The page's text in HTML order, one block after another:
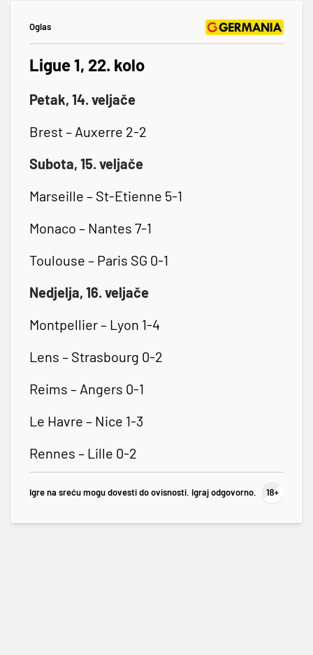
Oglas
Ligue 1, 22. kolo
Petak, 14. veljače
Brest – Auxerre 2-2
Subota, 15. veljače
Marseille – St-Etienne 5-1
Monaco – Nantes 7-1
Toulouse – Paris SG 0-1
Nedjelja, 16. veljače
Montpellier – Lyon 1-4
Lens – Strasbourg 0-2
Reims – Angers 0-1
Le Havre – Nice 1-3
Rennes – Lille 0-2
Igre na sreću mogu dovesti do ovisnosti. Igraj odgovorno.